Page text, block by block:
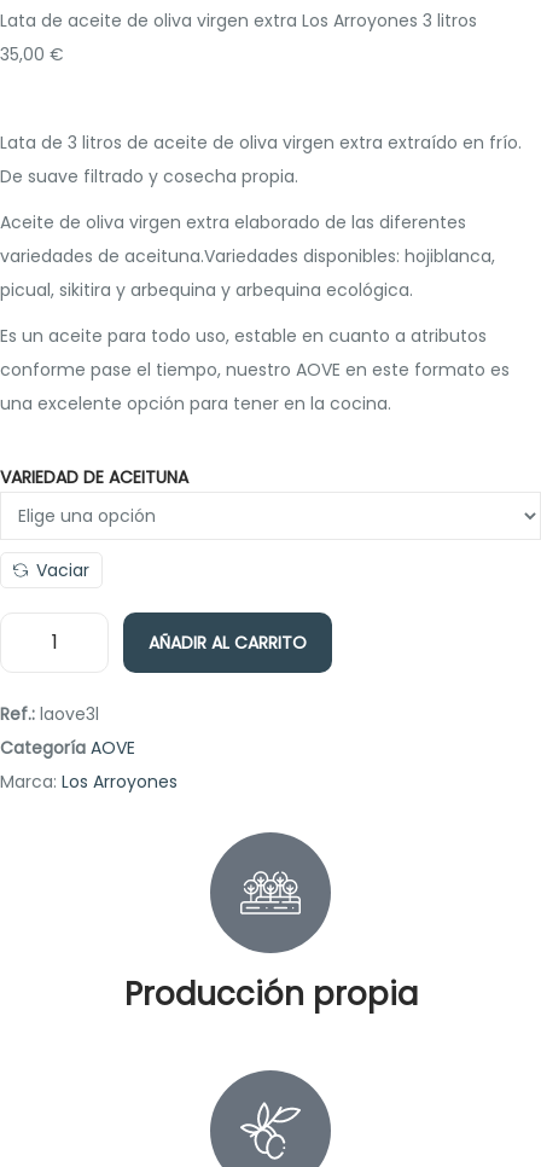
Lata de aceite de oliva virgen extra Los Arroyones 3 litros
35,00 €
Lata de 3 litros de aceite de oliva virgen extra extraído en frío.
De suave filtrado y cosecha propia.
Aceite de oliva virgen extra elaborado de las diferentes
variedades de aceituna.Variedades disponibles: hojiblanca,
picual, sikitira y arbequina y arbequina ecológica.
Es un aceite para todo uso, estable en cuanto a atributos
conforme pase el tiempo, nuestro AOVE en este formato es
una excelente opción para tener en la cocina.
VARIEDAD DE ACEITUNA
Vaciar
AÑADIR AL CARRITO
Ref.: laove3l
Categoría AOVE
Marca: Los Arroyones
Producción propia